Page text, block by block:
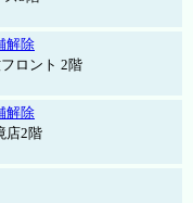
解除
ロント 2階
解除
店2階